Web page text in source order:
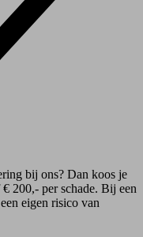
bij ons? Dan koos je
200,- per schade. Bij een
eigen risico van